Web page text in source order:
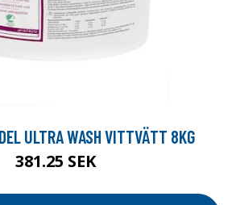
ULTRA WASH VITTVÄTT 8KG
381.25 SEK